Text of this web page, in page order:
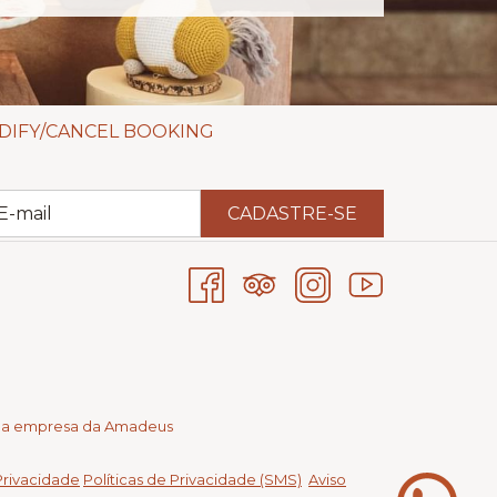
CANCEL BOOKING
CADASTRE-SE
empresa da Amadeus
Políticas de Privacidade (SMS) Aviso